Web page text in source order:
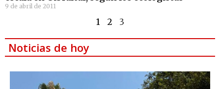
9 de abril de 2011
1 2 3
Noticias de hoy